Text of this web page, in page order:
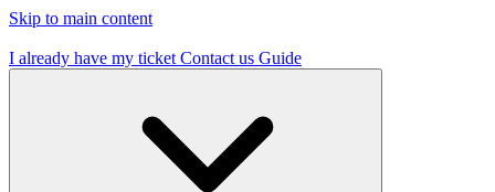
Skip to main content
I already have my ticket Contact us Guide